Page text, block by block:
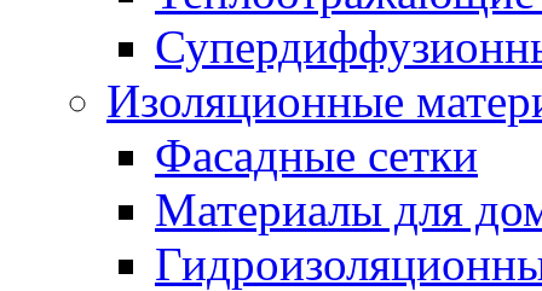
Изоляционные
Фасадные сетки
Материалы для